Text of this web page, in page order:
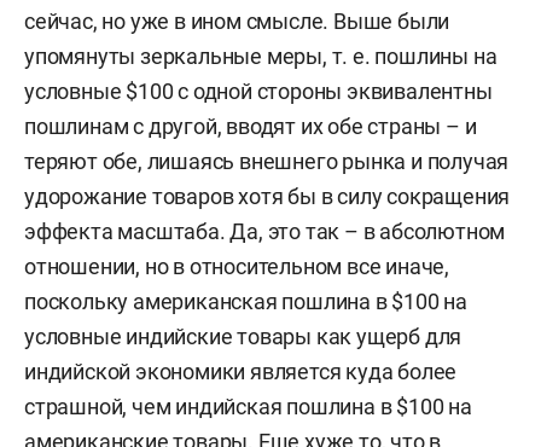
сейчас, но уже в ином смысле. Выше были
упомянуты зеркальные меры, т. е. пошлины на
условные $100 с одной стороны эквивалентны
пошлинам с другой, вводят их обе страны – и
теряют обе, лишаясь внешнего рынка и получая
удорожание товаров хотя бы в силу сокращения
эффекта масштаба. Да, это так – в абсолютном
отношении, но в относительном все иначе,
поскольку американская пошлина в $100 на
условные индийские товары как ущерб для
индийской экономики является куда более
страшной, чем индийская пошлина в $100 на
американские товары. Еще хуже то, что в